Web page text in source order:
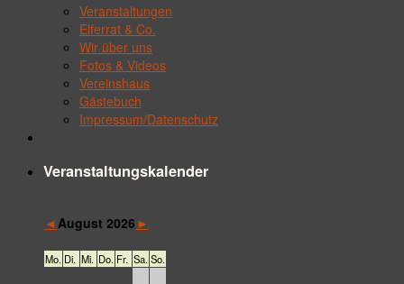
Veranstaltungen
Elferrat & Co.
Wir über uns
Fotos & Videos
Vereinshaus
Gästebuch
Impressum/Datenschutz
Veranstaltungskalender
◄ August 2026 ►
Mo. Di. Mi. Do. Fr. Sa. So.